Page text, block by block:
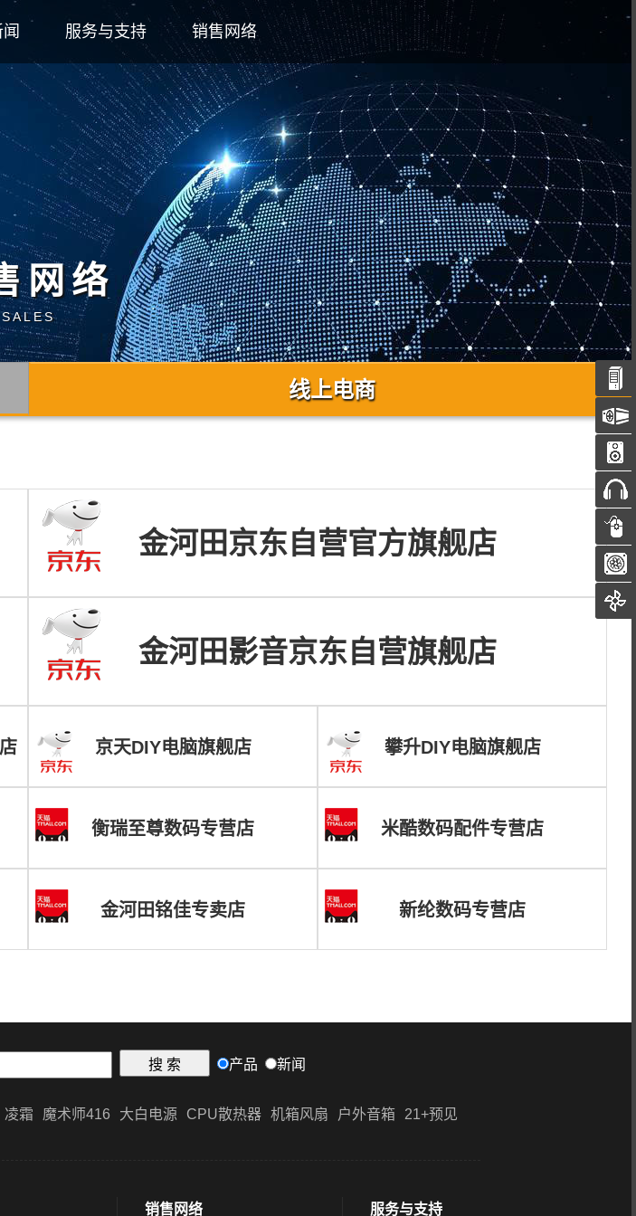
服务与支持 销售网络
网络
SALES
线上电商
金河田京东自营官方旗舰店
金河田影音京东自营旗舰店
京天DIY电脑旗舰店 攀升DIY电脑旗舰店
衡瑞至尊数码专营店 米酷数码配件专营店
金河田铭佳专卖店 新纶数码专营店
产品 新闻
凌霜 魔术师416 大白电源 CPU散热器 机箱风扇 户外音箱 21+预见
销售网络 服务与支持